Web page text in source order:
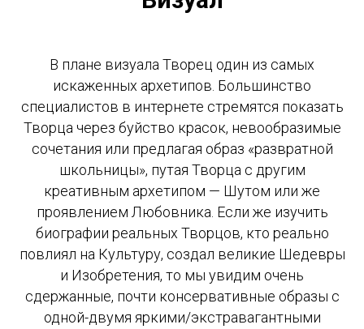
В плане визуала Творец один из самых
искаженных архетипов. Большинство
специалистов в интернете стремятся показать
Творца через буйство красок, невообразимые
сочетания или предлагая образ «развратной
школьницы», путая Творца с другим
креативным архетипом — Шутом или же
проявлением Любовника. Если же изучить
биографии реальных Творцов, кто реально
повлиял на Культуру, создал великие Шедевры
и Изобретения, то мы увидим очень
сдержанные, почти консервативные образы с
одной-двумя яркими/экстравагантными